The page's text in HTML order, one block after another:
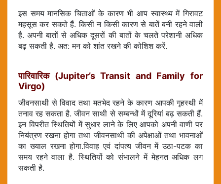
इस समय मानसिक चिताओं के कारण भी आप स्वास्थ्य में गिरावट
महसूस कर सकते हैं. किसी न किसी कारण से बातें बनी रहने वाली
है. अपनी बातों से अधिक दूसरों की बातों के चलते परेशानी अधिक
बढ़ सकती है. अत: मन को शांत रखने की कोशिश करें.
पारिवारिक (Jupiter’s Transit and Family for
Virgo)
जीवनसाथी से विवाद तथा मतभेद रहने के कारण आपकी गृहस्थी में
तनाव रह सकता है. जीवन साथी से सम्बन्धों में दूरियां बढ़ सकती हैं.
इन विपरीत स्थितियों में सुधार लाने के लिए आपको अपनी वाणी पर
नियंत्रण रखना होगा तथा जीवनसाथी की अपेक्षाओं तथा भावनाओं
का ख्याल रखना होगा.विवाह एवं दांपत्य जीवन में उठा-पटक का
समय रहने वाला है. स्थितियों को संभालने में मेहनत अधिक लग
सकती है.